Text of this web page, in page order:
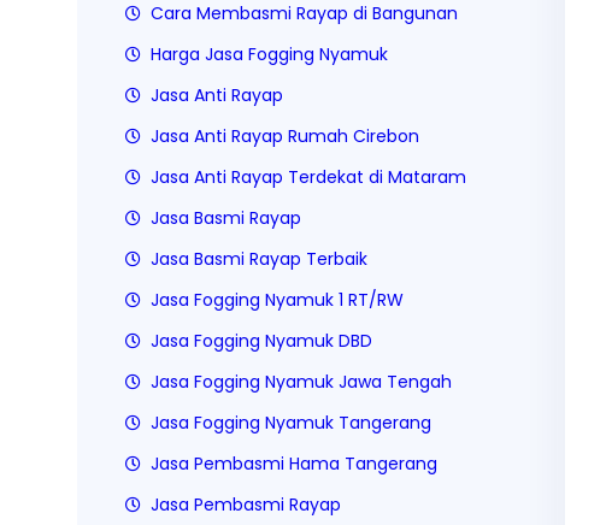
Cara Membasmi Rayap di Bangunan
Harga Jasa Fogging Nyamuk
Jasa Anti Rayap
Jasa Anti Rayap Rumah Cirebon
Jasa Anti Rayap Terdekat di Mataram
Jasa Basmi Rayap
Jasa Basmi Rayap Terbaik
Jasa Fogging Nyamuk 1 RT/RW
Jasa Fogging Nyamuk DBD
Jasa Fogging Nyamuk Jawa Tengah
Jasa Fogging Nyamuk Tangerang
Jasa Pembasmi Hama Tangerang
Jasa Pembasmi Rayap